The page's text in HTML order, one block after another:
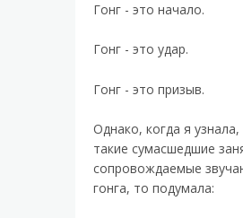
Гонг - это начало.
Гонг - это удар.
Гонг - это призыв.
Однако, когда я узнала,
такие сумасшедшие
сопровождаемые
гонга, то подумала: